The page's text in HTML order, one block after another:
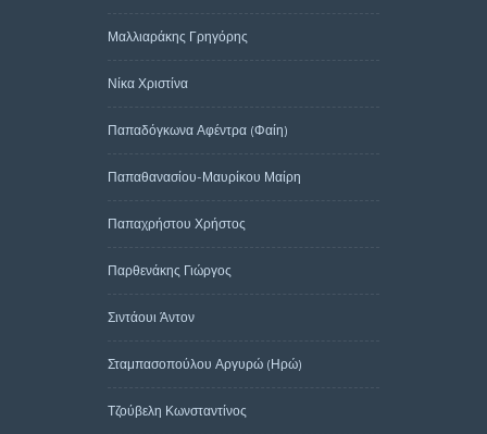
Μαλλιαράκης Γρηγόρης
Νίκα Χριστίνα
Παπαδόγκωνα Αφέντρα (Φαίη)
Παπαθανασίου-Μαυρίκου Μαίρη
Παπαχρήστου Χρήστος
Παρθενάκης Γιώργος
Σιντάουι Άντον
Σταμπασοπούλου Αργυρώ (Ηρώ)
Τζούβελη Κωνσταντίνος